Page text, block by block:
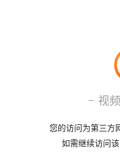
视
您的访问为第三方
如需继续访问